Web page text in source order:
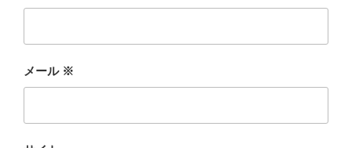
メール ※